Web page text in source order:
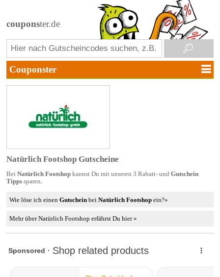
couponster.de
Natürlich Footshop Gutscheine
Bei Natürlich Footshopkannst Du mit unseren 3 Rabatt- und Gutschein
Tippssparen.
Wie löse ich einenGutschein beiNatürlich Footshop ein?»
Mehr über Natürlich Footshop erfährst Du hier »